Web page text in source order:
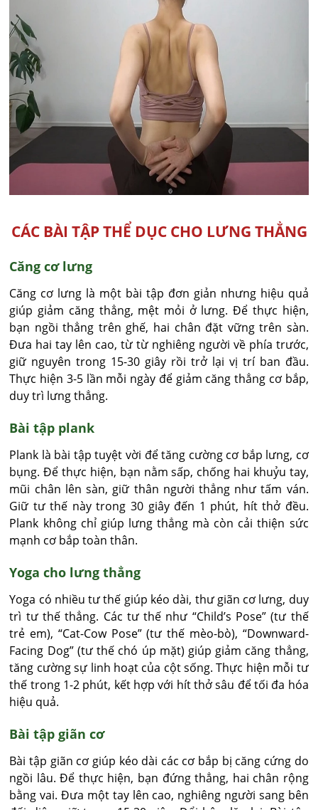
CÁC BÀI TẬP THỂ DỤC CHO LƯNG THẲNG
Căng cơ lưng
Căng cơ lưng là một bài tập đơn giản nhưng hiệu quả
giúp giảm căng thẳng, mệt mỏi ở lưng. Để thực hiện,
bạn ngồi thẳng trên ghế, hai chân đặt vững trên sàn.
Đưa hai tay lên cao, từ từ nghiêng người về phía trước,
giữ nguyên trong 15-30 giây rồi trở lại vị trí ban đầu.
Thực hiện 3-5 lần mỗi ngày để giảm căng thẳng cơ bắp,
duy trì lưng thẳng.
Bài tập plank
Plank là bài tập tuyệt vời để tăng cường cơ bắp lưng, cơ
bụng. Để thực hiện, bạn nằm sấp, chống hai khuỷu tay,
mũi chân lên sàn, giữ thân người thẳng như tấm ván.
Giữ tư thế này trong 30 giây đến 1 phút, hít thở đều.
Plank không chỉ giúp lưng thẳng mà còn cải thiện sức
mạnh cơ bắp toàn thân.
Yoga cho lưng thẳng
Yoga có nhiều tư thế giúp kéo dài, thư giãn cơ lưng, duy
trì tư thế thẳng. Các tư thế như “Child’s Pose” (tư thế
trẻ em), “Cat-Cow Pose” (tư thế mèo-bò), “Downward-
Facing Dog” (tư thế chó úp mặt) giúp giảm căng thẳng,
tăng cường sự linh hoạt của cột sống. Thực hiện mỗi tư
thế trong 1-2 phút, kết hợp với hít thở sâu để tối đa hóa
hiệu quả.
Bài tập giãn cơ
Bài tập giãn cơ giúp kéo dài các cơ bắp bị căng cứng do
ngồi lâu. Để thực hiện, bạn đứng thẳng, hai chân rộng
bằng vai. Đưa một tay lên cao, nghiêng người sang bên